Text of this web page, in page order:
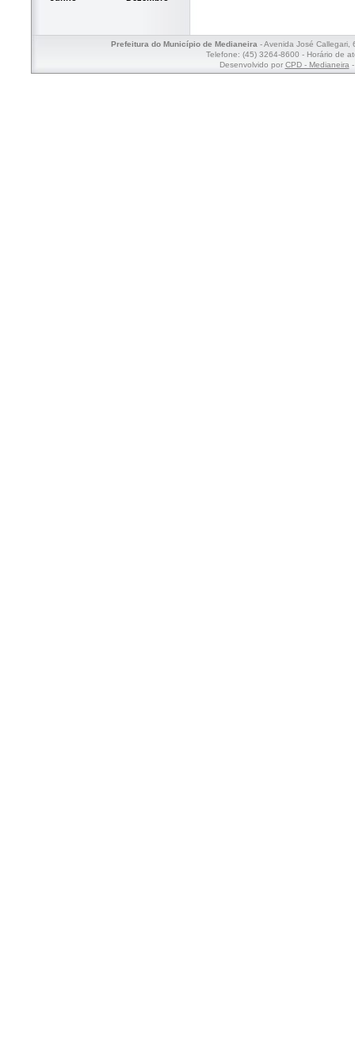
Prefeitura do Município de Medianeira- Avenida José Callegari,
Telefone: (45) 3264-8600 - Horário de
Desenvolvido por CPD - Medianeira-